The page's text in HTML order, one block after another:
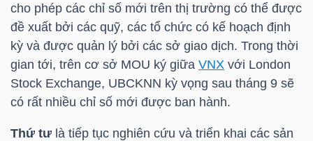
cho phép các chỉ số mới trên thị trường có thể được
đề xuất bởi các quỹ, các tổ chức có kế hoạch định
kỳ và được quản lý bởi các sở giao dịch. Trong thời
gian tới, trên cơ sở MOU ký giữa VNX với London
Stock Exchange, UBCKNN kỳ vọng sau tháng 9 sẽ
có rất nhiều chỉ số mới được ban hành.
Thứ tư là tiếp tục nghiên cứu và triển khai các sản
YẾU
CHĂM